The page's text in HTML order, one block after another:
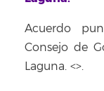
Acuerdo
Consejo de
Laguna. <>.